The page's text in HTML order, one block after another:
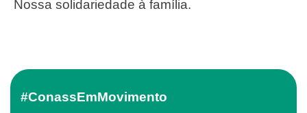
Nossa solidariedade à família.
#ConassEmMovimento